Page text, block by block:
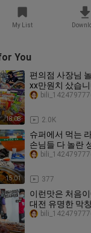
My List
You
18:08
편의점 사장님
xx만원치 샀습
두 먹방
2.0K
15:01
슈퍼에서 먹는
손님들 다 놀란
방
377
이런맛은 처음
대전 유명한 막